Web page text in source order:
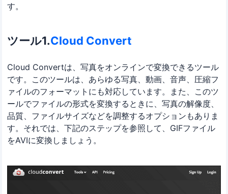
す。
ツール1.Cloud Convert
Cloud Convertは、写真をオンラインで変換できるツール
です。このツールは、あらゆる写真、動画、音声、圧縮フ
ァイルのフォーマットにも対応しています。また、このツ
ールでファイルの形式を変換するときに、写真の解像度、
品質、ファイルサイズなどを調整するオプションもありま
す。それでは、下記のステップを参照して、GIFファイル
をAVIに変換しましょう。